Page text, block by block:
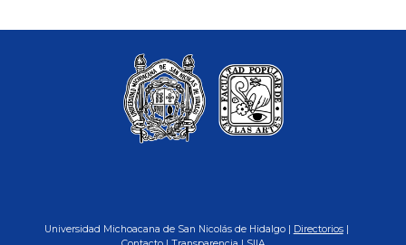
Universidad Michoacana de San Nicolás de Hidalgo | Directorios|